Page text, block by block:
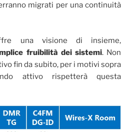
migrati per una continuità
una visione di insieme,
fruibilità dei sistemi. Non
fin da subito, per i motivi sopra
attivo rispetterà questa